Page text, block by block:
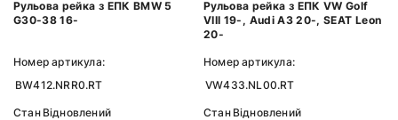
Рульова рейка з ЕПК BMW 5
G30-38 16-
Номер артикула:
BW412.NRR0.RT
Стан Відновлений
Рульова рейка з ЕПК VW Golf
VIII 19-, Audi A3 20-, SEAT Leon
20-
Номер артикула:
VW433.NL00.RT
Стан Відновлений